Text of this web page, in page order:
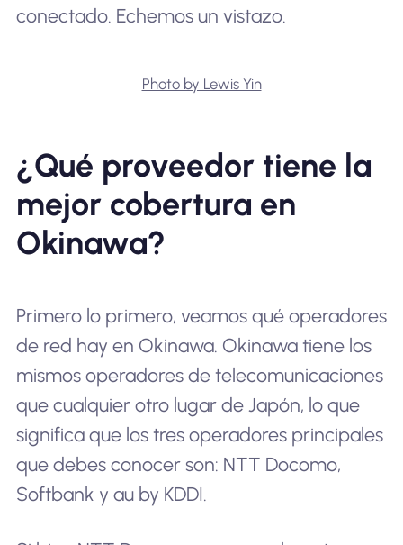
conectado. Echemos un vistazo.
Photo by Lewis Yin
¿Qué proveedor tiene la
mejor cobertura en
Okinawa?
Primero lo primero, veamos qué operadores
de red hay en Okinawa. Okinawa tiene los
mismos operadores de telecomunicaciones
que cualquier otro lugar de Japón, lo que
significa que los tres operadores principales
que debes conocer son: NTT Docomo,
Softbank y au by KDDI.